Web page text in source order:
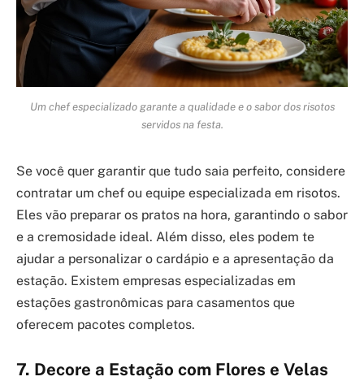
Um chef especializado garante a qualidade e o sabor dos risotos
servidos na festa.
Se você quer garantir que tudo saia perfeito, considere
contratar um chef ou equipe especializada em risotos.
Eles vão preparar os pratos na hora, garantindo o sabor
e a cremosidade ideal. Além disso, eles podem te
ajudar a personalizar o cardápio e a apresentação da
estação. Existem empresas especializadas em
estações gastronômicas para casamentos que
oferecem pacotes completos.
7. Decore a Estação com Flores e Velas